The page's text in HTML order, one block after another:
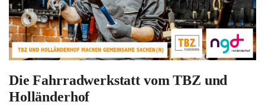
Die Fahrradwerkstatt vom TBZ und
Holländerhof